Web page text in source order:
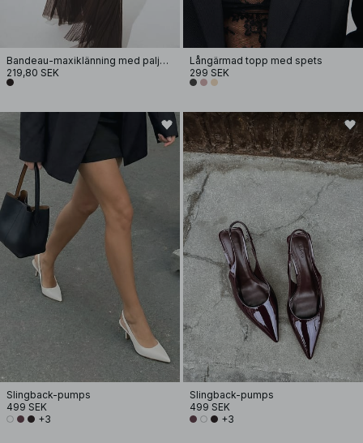
Bandeau-maxiklänning med paljetter
219,80 SEK
Långärmad topp med spets
299 SEK
Slingback-pumps
499 SEK
+3
Slingback-pumps
499 SEK
+3